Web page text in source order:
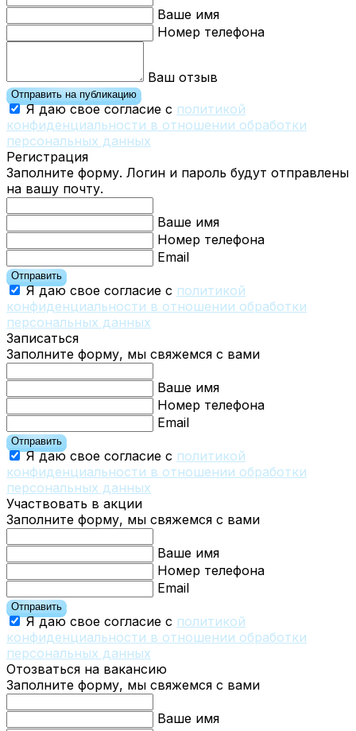
Ваше имя
Номер телефона
Ваш отзыв
Отправить на публикацию
Я даю свое согласие с политикой
конфиденциальности в отношении обработки
персональных данных
Регистрация
Заполните форму. Логин и пароль будут отправлены
на вашу почту.
Ваше имя
Номер телефона
Email
Отправить
Я даю свое согласие с политикой
конфиденциальности в отношении обработки
персональных данных
Записаться
Заполните форму, мы свяжемся с вами
Ваше имя
Номер телефона
Email
Отправить
Я даю свое согласие с политикой
конфиденциальности в отношении обработки
персональных данных
Участвовать в акции
Заполните форму, мы свяжемся с вами
Ваше имя
Номер телефона
Email
Отправить
Я даю свое согласие с политикой
конфиденциальности в отношении обработки
персональных данных
Отозваться на вакансию
Заполните форму, мы свяжемся с вами
Ваше имя